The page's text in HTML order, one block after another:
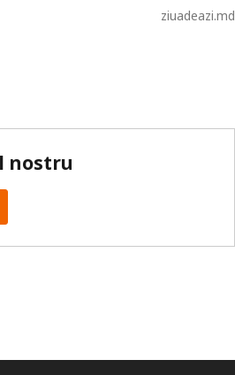
ziuadeazi.md
nostru